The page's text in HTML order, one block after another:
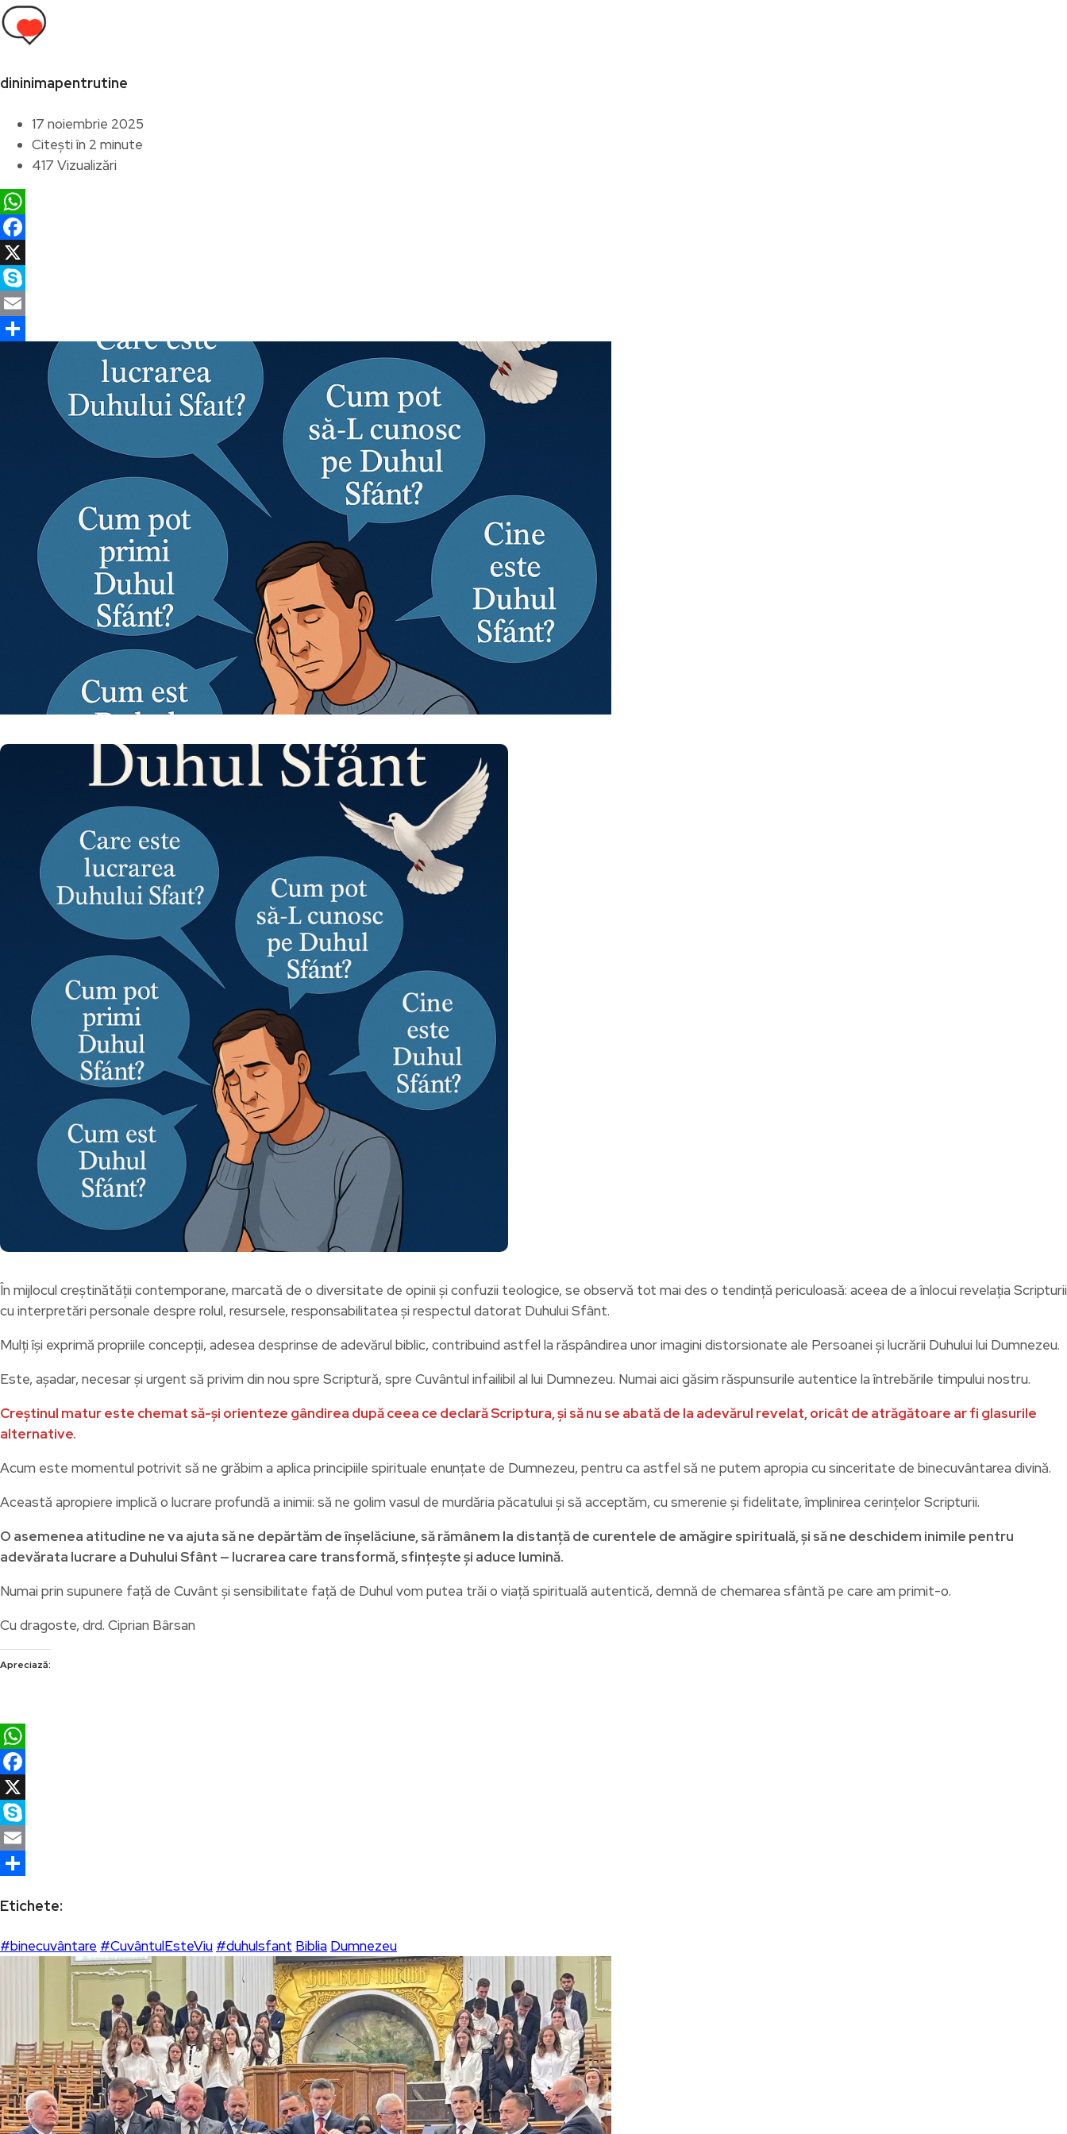
dininimapentrutine
17 noiembrie 2025
Citești în 2 minute
417 Vizualizări
WhatsApp
Facebook
X
Skype
Email
Partajează
În mijlocul creștinătății contemporane, marcată de o diversitate de opinii și confuzii teologice, se observă tot mai des o tendință periculoasă: aceea de a înlocui revelația Scripturii
cu interpretări personale despre rolul, resursele, responsabilitatea și respectul datorat Duhului Sfânt.
Mulți își exprimă propriile concepții, adesea desprinse de adevărul biblic, contribuind astfel la răspândirea unor imagini distorsionate ale Persoanei și lucrării Duhului lui Dumnezeu.
Este, așadar, necesar și urgent să privim din nou spre Scriptură, spre Cuvântul infailibil al lui Dumnezeu. Numai aici găsim răspunsurile autentice la întrebările timpului nostru.
Creștinul matur este chemat să-și orienteze gândirea după ceea ce declară Scriptura, și să nu se abată de la adevărul revelat, oricât de atrăgătoare ar fi glasurile
alternative.
Acum este momentul potrivit să ne grăbim a aplica principiile spirituale enunțate de Dumnezeu, pentru ca astfel să ne putem apropia cu sinceritate de binecuvântarea divină.
Această apropiere implică o lucrare profundă a inimii: să ne golim vasul de murdăria păcatului și să acceptăm, cu smerenie și fidelitate, împlinirea cerințelor Scripturii.
O asemenea atitudine ne va ajuta să ne depărtăm de înșelăciune, să rămânem la distanță de curentele de amăgire spirituală, și să ne deschidem inimile pentru
adevărata lucrare a Duhului Sfânt — lucrarea care transformă, sfințește și aduce lumină.
Numai prin supunere față de Cuvânt și sensibilitate față de Duhul vom putea trăi o viață spirituală autentică, demnă de chemarea sfântă pe care am primit-o.
Cu dragoste, drd. Ciprian Bârsan
Apreciază:
WhatsApp
Facebook
X
Skype
Email
Etichete:
#binecuvântare #CuvântulEsteViu #duhulsfant Biblia Dumnezeu